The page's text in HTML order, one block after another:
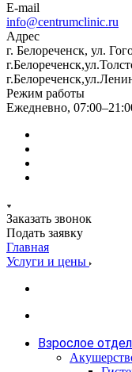
E-mail
info@centrumclinic.ru
Адрес
г. Белореченск, ул.
Режим работы
Ежедневно,
Заказать звонок
Подать заявку
Главная
Услуги и цены
Взрослое